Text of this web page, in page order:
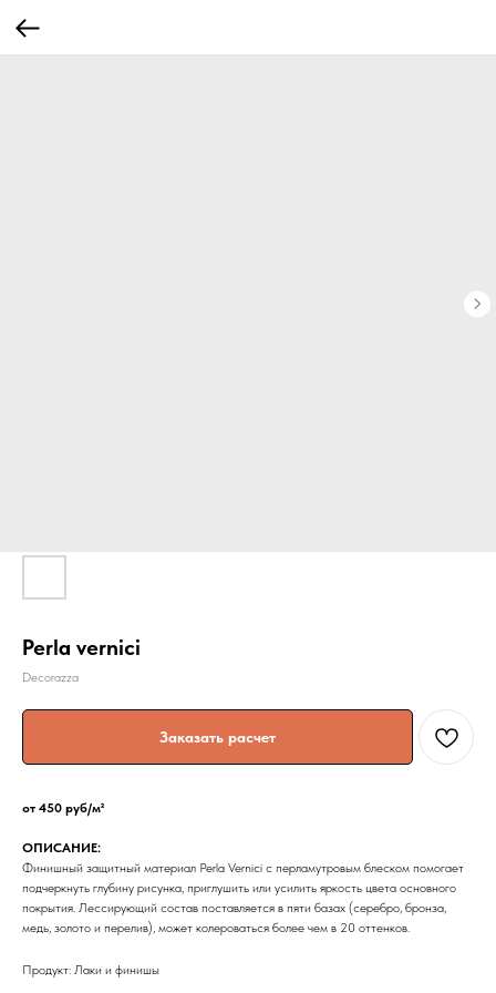
Perla vernici
Decorazza
Заказать расчет
от 450 руб/м²
ОПИСАНИЕ:
Финишный защитный материал Perla Vernici с перламутровым блеском помогает
подчеркнуть глубину рисунка, приглушить или усилить яркость цвета основного
покрытия. Лессирующий состав поставляется в пяти базах (серебро, бронза,
медь, золото и перелив), может колероваться более чем в 20 оттенков.
Продукт: Лаки и финишы